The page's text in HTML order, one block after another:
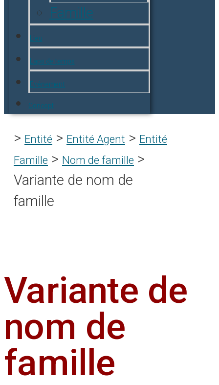
Famille
Lieu
Laps de temps
Événement
Concept
Entité > Entité Agent > Entité
Famille > Nom de famille >
Variante de nom de
famille
Variante de
nom de
famille